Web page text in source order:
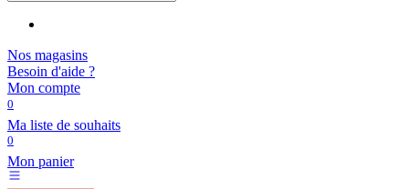
Nos magasins
Besoin d'aide ?
Mon compte
0
Ma liste de souhaits
0
Mon panier